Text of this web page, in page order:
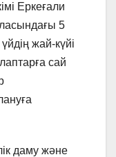
Еркеғали
5
жай-күйі
сай
даму және